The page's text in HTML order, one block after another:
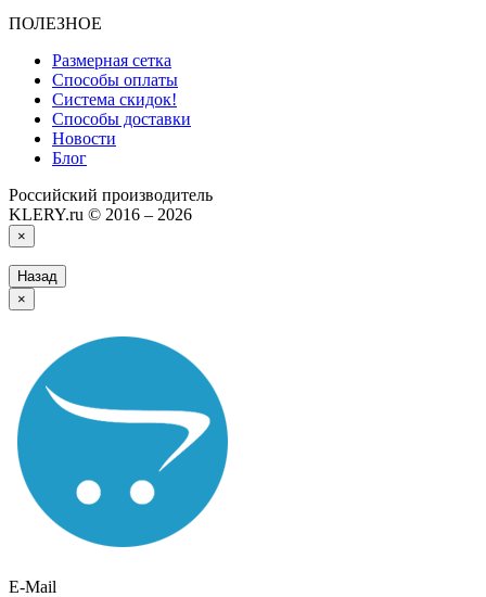
ПОЛЕЗНОЕ
Размерная сетка
Способы оплаты
Система скидок!
Способы доставки
Новости
Блог
Российский производитель
KLERY.ru © 2016 – 2026
×
Назад
×
E-Mail